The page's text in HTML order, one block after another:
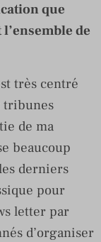
que
de
très centré
tribunes
de ma
beaucoup
derniers
pour
letter par
d’organiser